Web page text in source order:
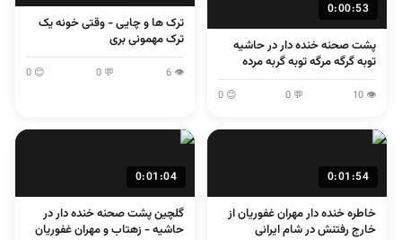
0:00:53
پشت صحنه خنده دار در حاشیه
توبه گرگه مرگه توبه گربه مرده
👁 10
💬 0
😊 0
ترک ها و چایی - وقتی خونه یک
ترک مهمونی بری
👁 6
💬 0
😊 0
0:01:54
خاطره خنده دار مهران غفوریان از
خارج رفتنش در شام ایرانی
0:01:04
گلچین پشت صحنه خنده دار در
حاشیه - زهتاب و مهران غفوریان